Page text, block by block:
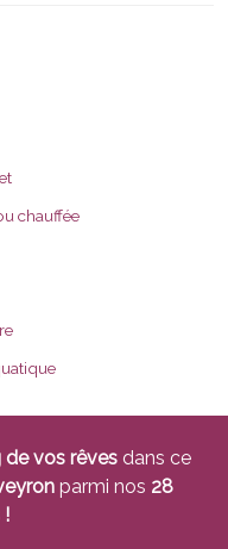
chauffée
vos rêves dans ce
parmi nos 28
!